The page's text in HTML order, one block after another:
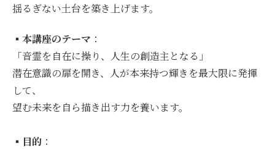
揺るぎない土台を築き上げます。
▪️ 本講座のテーマ ：
「音霊を自在に操り、人生の創造主となる」
潜在意識の扉を開き、人が本来持つ輝きを最大限に発揮
して、
望む未来を自ら描き出す力を養います。
▪️ 目的 ：